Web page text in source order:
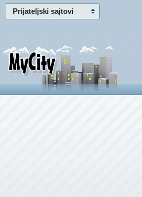
Prijateljski sajtovi